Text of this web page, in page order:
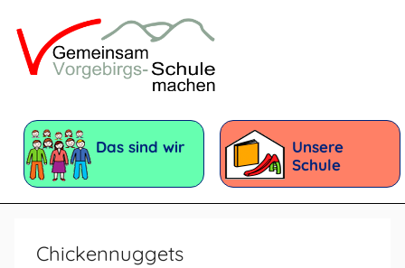
Inhalt
springen
Vorgebirgsschule
mit
dem
Förderschwerpunkt:
Das sind wir
Unsere
Schule
Chickennuggets